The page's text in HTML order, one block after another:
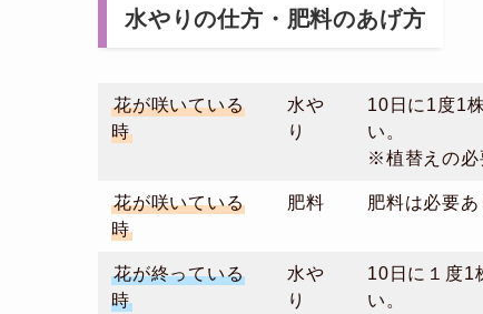
水やりの仕方・肥料のあげ方
花が咲いている
時
水や
り
10日に1度1
い。
※植替えの必
花が咲いている
時
肥料 肥料は必要あ
花が終っている
時
水や
り
10日に１度1
い。